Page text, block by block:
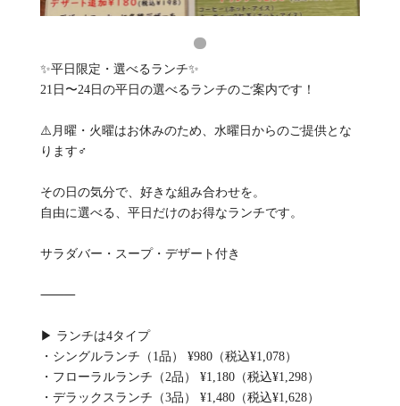
✨平日限定・選べるランチ✨
21日〜24日の平日の選べるランチのご案内です！
⚠️月曜・火曜はお休みのため、水曜日からのご提供とな
ります‍♂️
その日の気分で、好きな組み合わせを。
自由に選べる、平日だけのお得なランチです。
サラダバー・スープ・デザート付き
⸻
▶ ランチは4タイプ
・シングルランチ（1品） ¥980（税込¥1,078）
・フローラルランチ（2品） ¥1,180（税込¥1,298）
・デラックスランチ（3品） ¥1,480（税込¥1,628）